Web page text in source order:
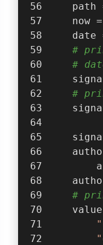
path
now
date
#
#
#
#